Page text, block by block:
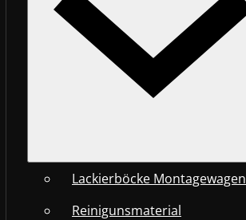
Lackierböcke Montagewagen
Reinigunsmaterial